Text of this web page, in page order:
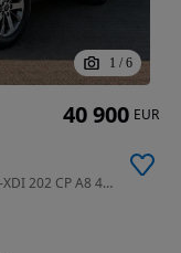
1 / 6
2157 cm3 • 202 CP • KGM Rexton CLEVER 2.2 e-XDI 202 CP A8 4x4 - 7Locuri - Garantie 10Ani!
40 900 EUR